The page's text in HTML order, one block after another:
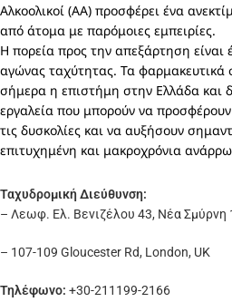
Αλκοολικοί (ΑΑ) προσφέρει ένα
από άτομα με παρόμοιες εμπειρίες.
Η πορεία προς την απεξάρτηση είναι
αγώνας ταχύτητας. Τα φαρμακευτικά
σήμερα η επιστήμη στην Ελλάδα και
εργαλεία που μπορούν να
τις δυσκολίες και να αυξήσουν
επιτυχημένη και μακροχρόνια
Ταχυδρομική Διεύθυνση:
– Λεωφ. Ελ. Βενιζέλου 43, Νέα Σμύρνη
– 107-109 Gloucester Rd, London, UK
Τηλέφωνο: +30-211199-2166